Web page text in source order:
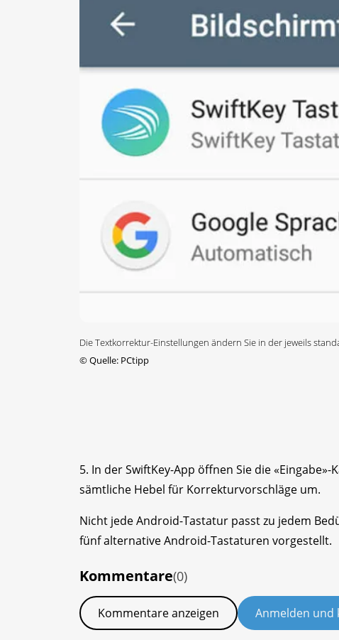
Die Textkorrektur-Einstellungen ändern Sie in der jeweils
©Quelle: PCtipp
5. In der SwiftKey-App öffnen Sie die
sämtliche Hebel für Korrekturvorschläge um.
Nicht jede Android-Tastatur passt zu jedem
fünf alternative Android-Tastaturen vorgestellt.
Kommentare(0)
Kommentare anzeigen Anmelden und